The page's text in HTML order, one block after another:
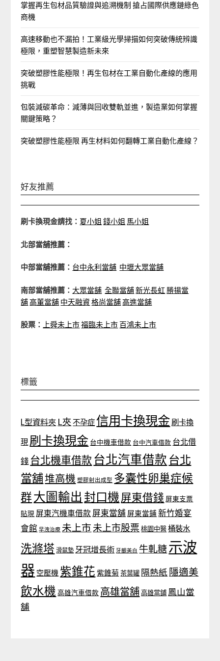
掌握再生包材品質驗證與追溯機制 搶占國際供應鏈綠色
商機
高速移動也不漏拍！工業級光學掃描如何突破傳統辨識
極限，重塑智慧製造新未來
突破塑膠性能極限！再生包材在工業自動化產線的應用
挑戰
包裝減碳革命：減薄與回收雙軌並進，製造業如何掌握
關鍵策略？
突破塑膠性能極限 再生材料如何翻轉工業自動化產線？
好友推薦
刷卡換現金請找： 夏小姐 錢小姐 馬小姐
北部當舖推薦：
中部當舖推薦： 台中永利當舖 中壢大眾當舖
南部當舖推薦： 大眾當舖 全聯當舖新光長虹 勝揚當
舖高董當舖 中天融資格尚當舖高進當舖
股票： 上舜未上市福臨未上市 百鴻未上市
標籤
L型資料夾 L夾 不孕症 信用卡換現金 刷卡換
現 刷卡換現金 台中機車借款 台中汽車借款 台北借
錢 台北機車借款 台北汽車借款 台北
當舖堆高機 塑膠射出成型 多囊性卵巢症候
群大圖輸出 封口機 屏東借錢 屏東支票
貼現 屏東汽機車借款 屏東當舖 屏東當鋪 新竹婚宴
會館 早洩治療 未上市 未上市股票 桃園中醫 桶裝水
洗滌塔 滑鼠墊 牙冠增長術 牙齦美白 牛軋糖示波
器 空壓機 紫錐花 紫錐菊 茶葉罐 隔熱紙 隱適美
飲水機 高雄汽車借款 高雄當舖 高雄當鋪 鳳山當
舖